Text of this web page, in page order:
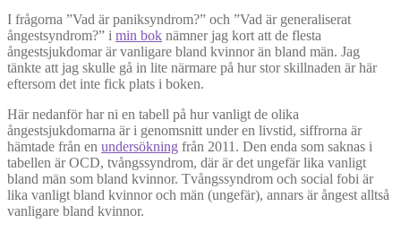
I frågorna ”Vad är paniksyndrom?” och ”Vad är generaliserat
ångestsyndrom?” i min bok nämner jag kort att de flesta
ångestsjukdomar är vanligare bland kvinnor än bland män. Jag
tänkte att jag skulle gå in lite närmare på hur stor skillnaden är här
eftersom det inte fick plats i boken.
Här nedanför har ni en tabell på hur vanligt de olika
ångestsjukdomarna är i genomsnitt under en livstid, siffrorna är
hämtade från en undersökning från 2011. Den enda som saknas i
tabellen är OCD, tvångssyndrom, där är det ungefär lika vanligt
bland män som bland kvinnor. Tvångssyndrom och social fobi är
lika vanligt bland kvinnor och män (ungefär), annars är ångest alltså
vanligare bland kvinnor.